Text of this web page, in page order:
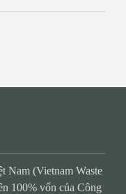
(Vietnam Waste
100% vốn của Công